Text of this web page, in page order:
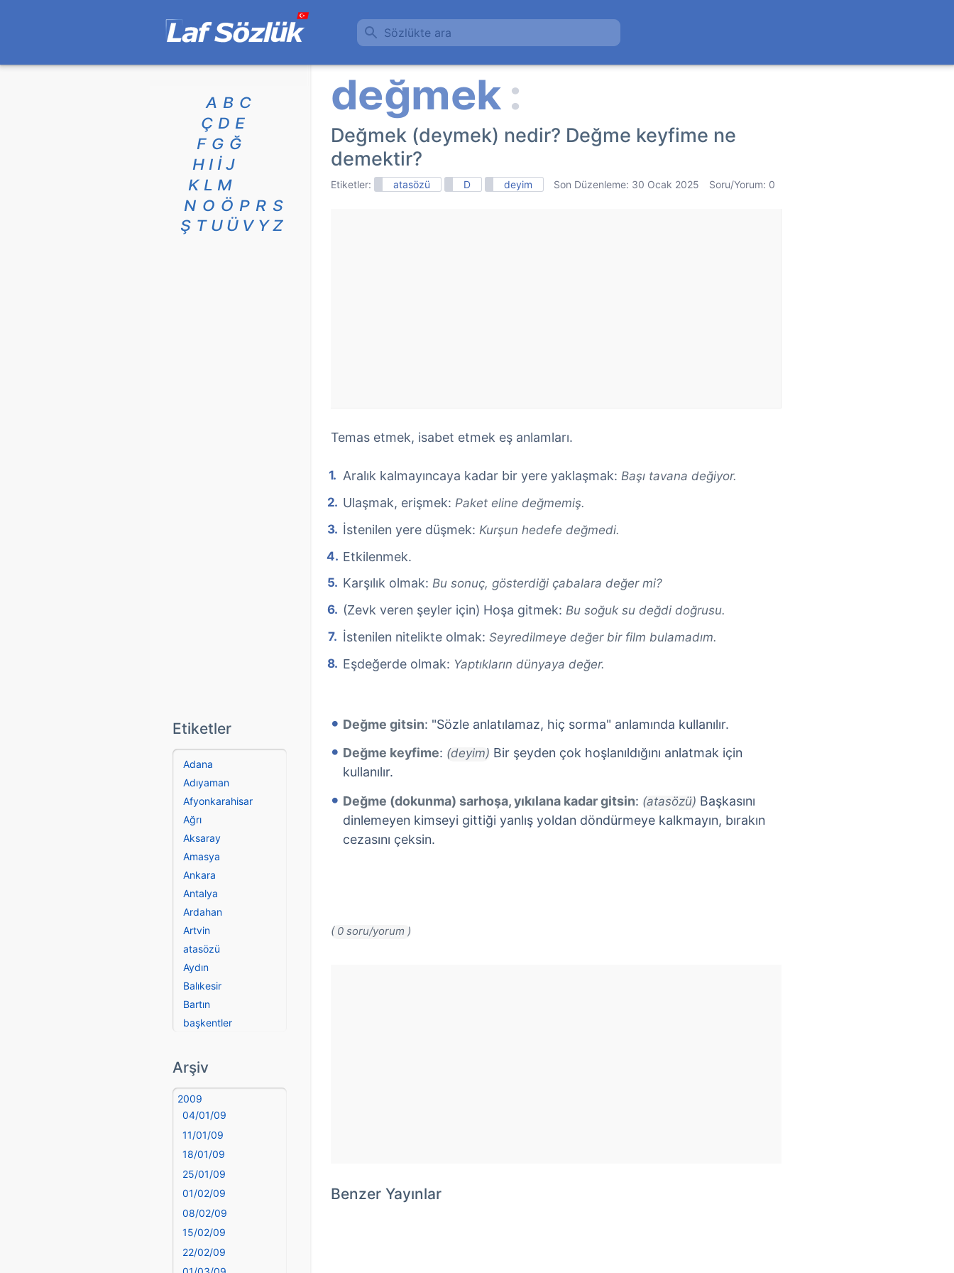
Sözlükte ara
Değmek (deymek) nedir? Değme keyfime ne
demektir?
Etiketler: atasözü D deyim Son Düzenleme: 30 Ocak 2025 Soru/Yorum: 0
Temas etmek, isabet etmek eş anlamları.
Aralık kalmayıncaya kadar bir yere yaklaşmak: Başı tavana değiyor.
Ulaşmak, erişmek: Paket eline değmemiş.
İstenilen yere düşmek: Kurşun hedefe değmedi.
Etkilenmek.
Karşılık olmak: Bu sonuç, gösterdiği çabalara değer mi?
(Zevk veren şeyler için) Hoşa gitmek: Bu soğuk su değdi doğrusu.
İstenilen nitelikte olmak: Seyredilmeye değer bir film bulamadım.
Eşdeğerde olmak: Yaptıkların dünyaya değer.
Değme gitsin: "Sözle anlatılamaz, hiç sorma" anlamında kullanılır.
Değme keyfime: (deyim) Bir şeyden çok hoşlanıldığını anlatmak için
kullanılır.
Değme (dokunma) sarhoşa, yıkılana kadar gitsin: (atasözü) Başkasını
dinlemeyen kimseyi gittiği yanlış yoldan döndürmeye kalkmayın, bırakın
cezasını çeksin.
( 0 soru/yorum )
Benzer Yayınlar
A B C
Ç D E
F G Ğ
H I İ J
K L M
N O Ö P R S
Ş T U Ü V Y Z
Etiketler
Adana
Adıyaman
Afyonkarahisar
Ağrı
Aksaray
Amasya
Ankara
Antalya
Ardahan
Artvin
atasözü
Aydın
Balıkesir
Bartın
başkentler
Bayburt
Bilecik
Bingöl
Bitlis
Bolu
Burdur
Bursa
Çanakkale
Çankırı
Çorum
Arşiv
2009
04/01/09
11/01/09
18/01/09
25/01/09
01/02/09
08/02/09
15/02/09
22/02/09